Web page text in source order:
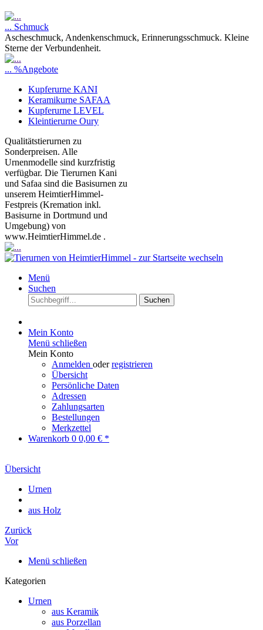
... Schmuck
Ascheschmuck, Andenkenschmuck, Erinnerungsschmuck. Kleine
Sterne der Verbundenheit.
... %Angebote
Kupferurne KANI
Keramikurne SAFAA
Kupferurne LEVEL
Kleintierurne Oury
Qualitätstierurnen zu
Sonderpreisen. Alle
Urnenmodelle sind kurzfristig
verfügbar. Die Tierurnen Kani
und Safaa sind die Basisurnen zu
unserem HeimtierHimmel-
Festpreis (Kremation inkl.
Basisurne in Dortmund und
Umgebung) von
www.HeimtierHimmel.de .
Menü
Suchen
Suchen
Mein Konto
Menü schließen
Mein Konto
Anmelden oderregistrieren
Übersicht
Persönliche Daten
Adressen
Zahlungsarten
Bestellungen
Merkzettel
Warenkorb 0 0,00 € *
Übersicht
Urnen
aus Holz
Zurück
Vor
Menü schließen
Kategorien
Urnen
aus Keramik
aus Porzellan